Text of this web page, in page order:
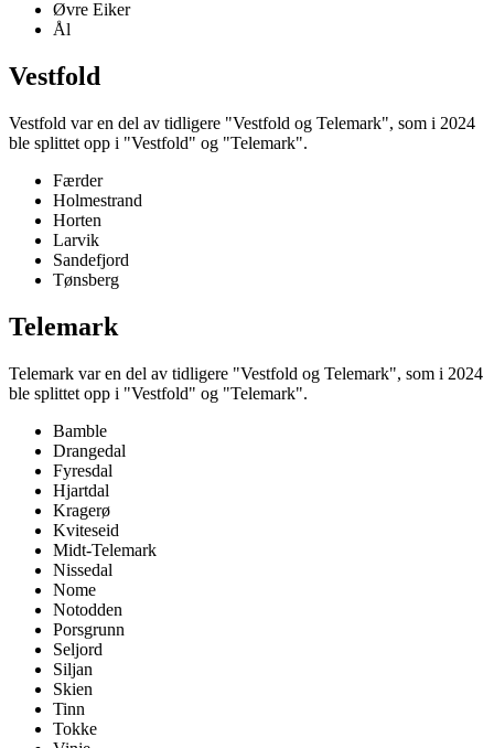
Øvre Eiker
Ål
Vestfold
Vestfold var en del av tidligere "Vestfold og Telemark", som i 2024
ble splittet opp i "Vestfold" og "Telemark".
Færder
Holmestrand
Horten
Larvik
Sandefjord
Tønsberg
Telemark
Telemark var en del av tidligere "Vestfold og Telemark", som i 2024
ble splittet opp i "Vestfold" og "Telemark".
Bamble
Drangedal
Fyresdal
Hjartdal
Kragerø
Kviteseid
Midt-Telemark
Nissedal
Nome
Notodden
Porsgrunn
Seljord
Siljan
Skien
Tinn
Tokke